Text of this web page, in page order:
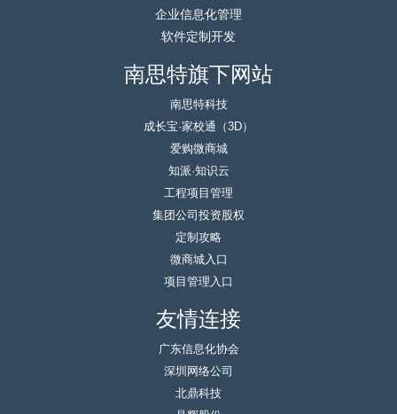
企业信息化管理
软件定制开发
南思特旗下网站
南思特科技
成长宝·家校通（3D）
爱购微商城
知派·知识云
工程项目管理
集团公司投资股权
定制攻略
微商城入口
项目管理入口
友情连接
广东信息化协会
深圳网络公司
北鼎科技